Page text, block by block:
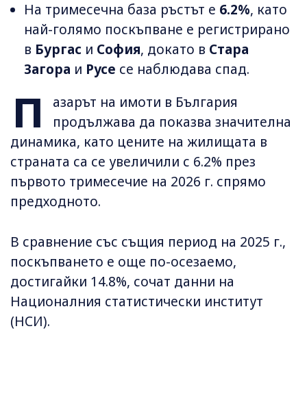
На тримесечна база ръстът е 6.2%, като
най-голямо поскъпване е регистрирано
в Бургас и София, докато в Стара
Загора и Русе се наблюдава спад.
П
азарът на имоти в България
продължава да показва значителна
динамика, като цените на жилищата в
страната са се увеличили с 6.2% през
първото тримесечие на 2026 г. спрямо
предходното.
В сравнение със същия период на 2025 г.,
поскъпването е още по-осезаемо,
достигайки 14.8%, сочат данни на
Националния статистически институт
(НСИ).